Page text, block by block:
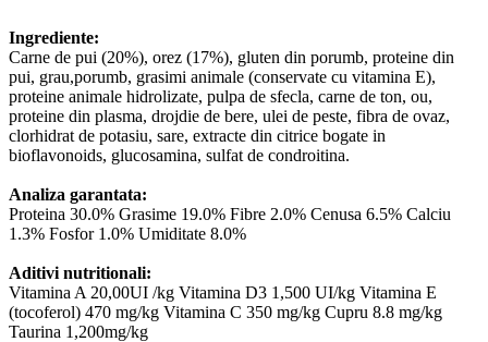
Ingrediente:
Carne de pui (20%), orez (17%), gluten din porumb, proteine din
pui, grau,porumb, grasimi animale (conservate cu vitamina E),
proteine animale hidrolizate, pulpa de sfecla, carne de ton, ou,
proteine din plasma, drojdie de bere, ulei de peste, fibra de ovaz,
clorhidrat de potasiu, sare, extracte din citrice bogate in
bioflavonoids, glucosamina, sulfat de condroitina.
Analiza garantata:
Proteina 30.0% Grasime 19.0% Fibre 2.0% Cenusa 6.5% Calciu
1.3% Fosfor 1.0% Umiditate 8.0%
Aditivi nutritionali:
Vitamina A 20,00UI /kg Vitamina D3 1,500 UI/kg Vitamina E
(tocoferol) 470 mg/kg Vitamina C 350 mg/kg Cupru 8.8 mg/kg
Taurina 1,200mg/kg